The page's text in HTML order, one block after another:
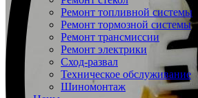
Ремонт топливной системы
Ремонт тормозной системы
Ремонт трансмиссии
Ремонт электрики
Сход-развал
Техническое обслуживание
Шиномонтаж